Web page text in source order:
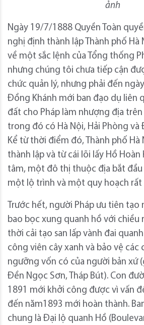
ảnh
Ngày 19/7/1888 Quyền Toàn
nghị định thành lập Thành phố Hà
về một sắc lệnh của Tổng thống
nhưng chúng tôi chưa tiếp cận
chức quản lý, nhưng phải đến
Đồng Khánh mới ban đạo dụ liên
đất cho Pháp làm nhượng địa trên
trong đó có Hà Nội, Hải Phòng và
Kể từ thời điểm đó, Thành phố
thành lập và từ cái lõi lấy Hồ
tâm, một đô thị thuộc địa bắt
một lộ trình và một quy hoạch rất
Trước hết, người Pháp ưu tiên
bao bọc xung quanh hồ với chiều
thời cải tạo san lấp vành đai
công viên cây xanh và bảo vệ các
ngưỡng vốn có của người bản xứ
Đền Ngọc Sơn, Tháp Bút). Con
1891 mới khởi công được vì vấn
đến năm1893 mới hoàn thành.
chung là Đại lộ quanh Hồ